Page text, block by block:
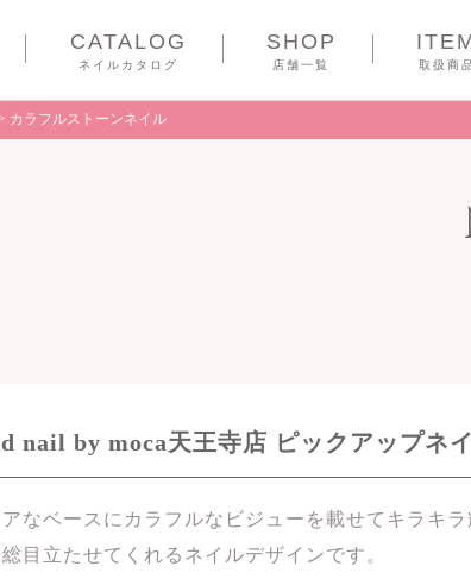
CATALOG
ネイルカタログ
SHOP
店舗一覧 取扱商
カラフルストーンネイル
nail by moca天王寺店 ピックアップネ
アなベースにカラフルなビジューを載せてキラキ
目立たせてくれるネイルデザインです。